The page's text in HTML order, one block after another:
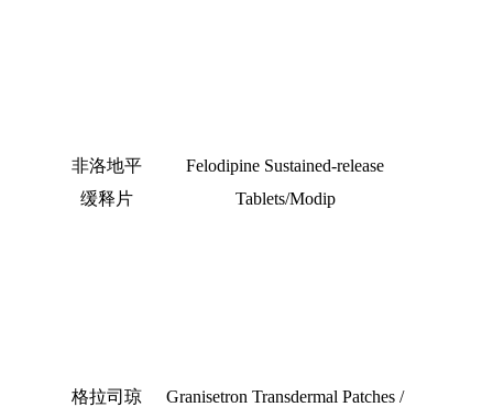
非洛地平
缓释片
Felodipine Sustained-release
Tablets/Modip
格拉司琼
Granisetron Transdermal Patches /